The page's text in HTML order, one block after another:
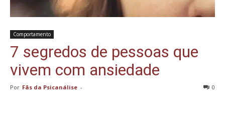
Comportamento
7 segredos de pessoas que
vivem com ansiedade
Por Fãs da Psicanálise - 0